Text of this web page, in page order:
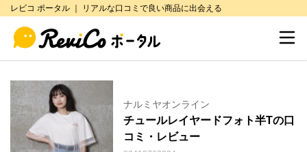
レビコ ポータル ｜ リアルな口コミで良い商品に出会える
ナルミヤオンライン
チュールレイヤードフォト半Tの口
コミ・レビュー